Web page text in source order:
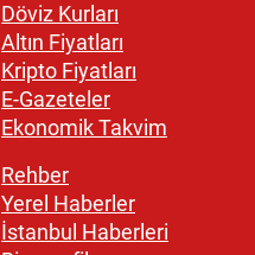
Döviz Kurları
Altın Fiyatları
Kripto Fiyatları
E-Gazeteler
Ekonomik Takvim
Rehber
Yerel Haberler
İstanbul Haberleri